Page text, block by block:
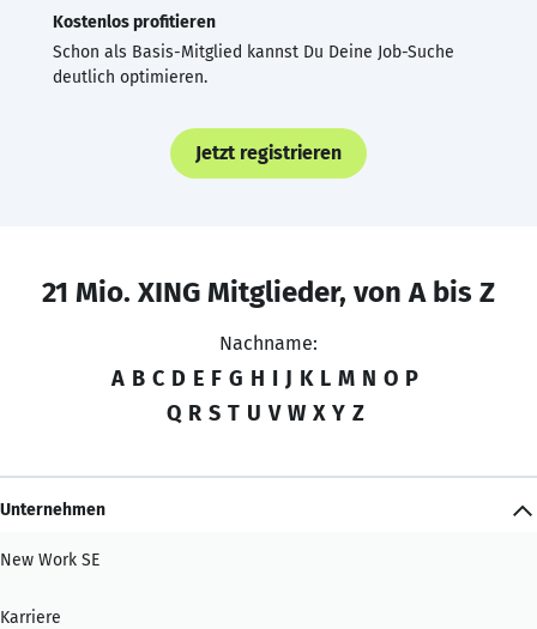
Kostenlos profitieren
Schon als Basis-Mitglied kannst Du Deine Job-Suche
deutlich optimieren.
Jetzt registrieren
21 Mio. XING Mitglieder, von A bis Z
Nachname:
A B C D E F G H I J K L M N O P
Q R S T U V W X Y Z
Unternehmen
New Work SE
Karriere